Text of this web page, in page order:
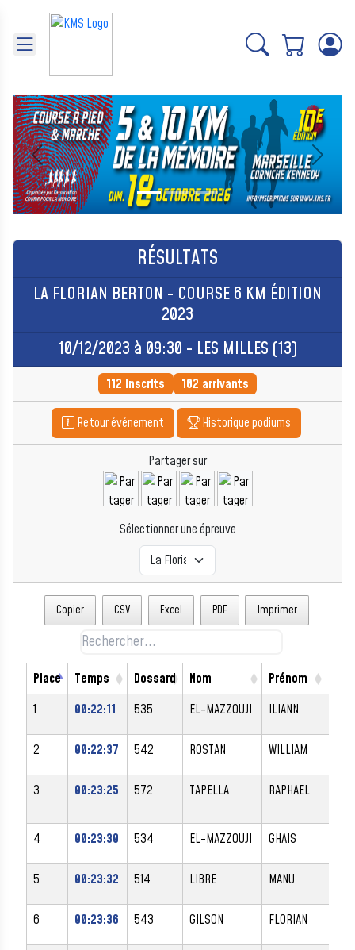
Précédent Suivant
RÉSULTATS
LA FLORIAN BERTON - COURSE 6 KM ÉDITION
2023
10/12/2023 à 09:30 - LES MILLES (13)
112 inscrits 102 arrivants
Retour événement Historique podiums
Partager sur
Sélectionner une épreuve
Copier CSV Excel PDF Imprimer
Place Temps Dossard Nom Prénom
1
00:22:11 535 EL-MAZZOUJI ILIANN
2 00:22:37 542 ROSTAN WILLIAM
3 00:23:25 572 TAPELLA RAPHAEL
4 00:23:30 534 EL-MAZZOUJI GHAIS
5 00:23:32 514 LIBRE MANU
6 00:23:36 543 GILSON FLORIAN
Panneau de gestion des cookies